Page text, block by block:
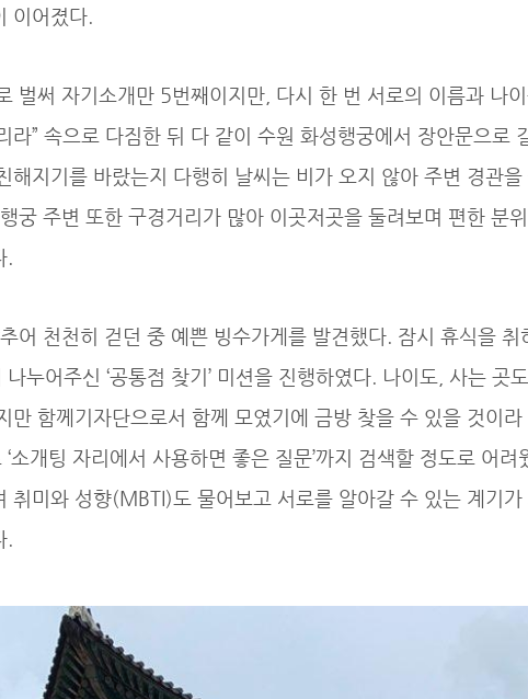
이어졌다.
벌써 자기소개만 5번째이지만, 다시 한 번 서로의 이름과 나
라” 속으로 다짐한 뒤 다 같이 수원 화성행궁에서 장안문으로
해지기를 바랐는지 다행히 날씨는 비가 오지 않아 주변 경관
궁 주변 또한 구경거리가 많아 이곳저곳을 둘려보며 편한 분
.
어 천천히 걷던 중 예쁜 빙수가게를 발견했다. 잠시 휴식을 취
나누어주신 ‘공통점 찾기’ 미션을 진행하였다. 나이도, 사는 곳
만 함께기자단으로서 함께 모였기에 금방 찾을 수 있을 것이
소개팅 자리에서 사용하면 좋은 질문’까지 검색할 정도로 어
취미와 성향(MBTI)도 물어보고 서로를 알아갈 수 있는 계기
.